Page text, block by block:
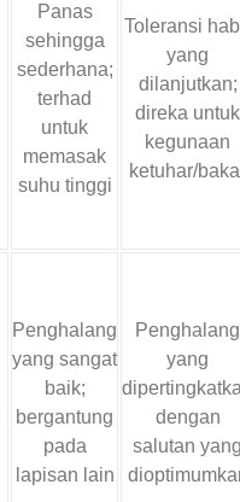
Panas
sehingga
sederhana;
terhad
untuk
memasak
suhu tinggi
Toleransi
yang
dilanjutkan;
direka untuk
kegunaan
ketuhar/
Penghalang
yang sangat
baik;
bergantung
pada
lapisan lain
Penghalang
yang
dengan
salutan yang